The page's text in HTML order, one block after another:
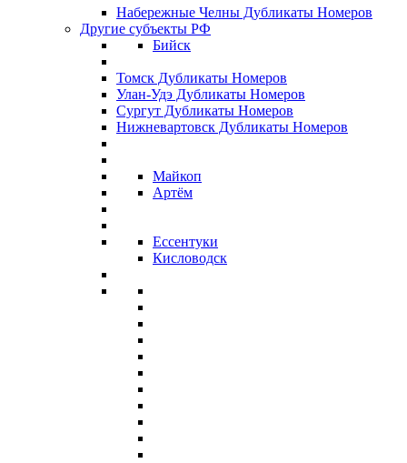
Набережные Челны Дубликаты Номеров
Другие субъекты РФ
Бийск
Томск Дубликаты Номеров
Улан-Удэ Дубликаты Номеров
Сургут Дубликаты Номеров
Нижневартовск Дубликаты Номеров
Майкоп
Артём
Ессентуки
Кисловодск